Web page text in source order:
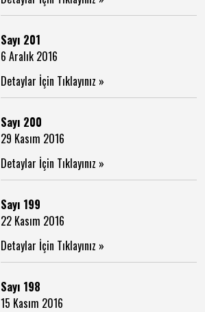
Sayı 201
6 Aralık 2016
Detaylar İçin Tıklayınız »
Sayı 200
29 Kasım 2016
Detaylar İçin Tıklayınız »
Sayı 199
22 Kasım 2016
Detaylar İçin Tıklayınız »
Sayı 198
15 Kasım 2016